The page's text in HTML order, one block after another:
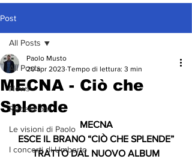
Post
All Posts
News
Recensioni
Le visioni di Paolo
I concerti di Umberto
All Posts
MECNA - Ciò che
Splende
Paolo Musto
20 apr 2023 Tempo di lettura: 3 min
MECNA
ESCE IL BRANO “CIÒ CHE SPLENDE”
TRATTO DAL NUOVO ALBUM